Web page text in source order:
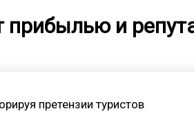
прибылью и
претензии туристов